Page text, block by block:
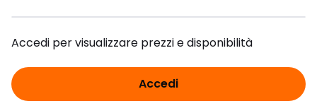
Accedi per visualizzare prezzi e disponibilità
Accedi